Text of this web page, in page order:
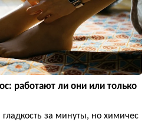
работают ли они или только
за минуты, но химичес